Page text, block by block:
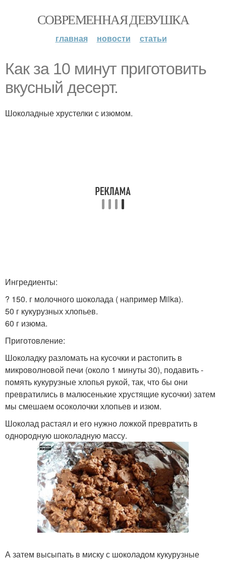
СОВРЕМЕННАЯ ДЕВУШКА
главная новости статьи
Как за 10 минут приготовить
вкусный десерт.
Шоколадные хрустелки с изюмом.
Ингредиенты:
? 150. г молочного шоколада ( например Milka).
50 г кукурузных хлопьев.
60 г изюма.
Приготовление:
Шоколадку разломать на кусочки и растопить в
микроволновой печи (около 1 минуты 30), подавить -
помять кукурузные хлопья рукой, так, что бы они
превратились в малюсенькие хрустящие кусочки) затем
мы смешаем осоколочки хлопьев и изюм.
Шоколад растаял и его нужно ложкой превратить в
однородную шоколадную массу.
А затем высыпать в миску с шоколадом кукурузные